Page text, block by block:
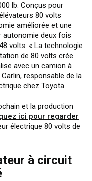
lb. Conçus pour
80 volts
améliorée et une
autonomie deux fois
volts. « La technologie
de 80 volts crée
avec un camion à
responsable de la
chez Toyota.
et la production
ici pour regarder
électrique 80 volts de
à circuit